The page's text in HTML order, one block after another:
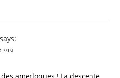
says:
MIN
amerloques ! La descente